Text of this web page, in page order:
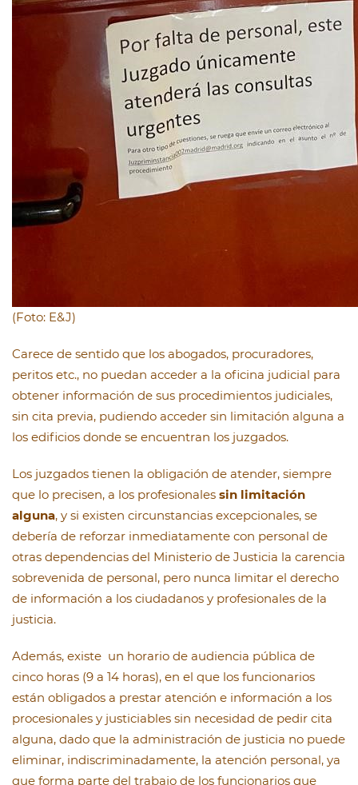
(Foto: E&J)
Carece de sentido que los abogados, procuradores,
peritos etc., no puedan acceder a la oficina judicial para
obtener información de sus procedimientos judiciales,
sin cita previa, pudiendo acceder sin limitación alguna a
los edificios donde se encuentran los juzgados.
Los juzgados tienen la obligación de atender, siempre
que lo precisen, a los profesionales sin limitación
alguna, y si existen circunstancias excepcionales, se
debería de reforzar inmediatamente con personal de
otras dependencias del Ministerio de Justicia la carencia
sobrevenida de personal, pero nunca limitar el derecho
de información a los ciudadanos y profesionales de la
justicia.
Además, existe un horario de audiencia pública de
cinco horas (9 a 14 horas), en el que los funcionarios
están obligados a prestar atención e información a los
procesionales y justiciables sin necesidad de pedir cita
alguna, dado que la administración de justicia no puede
eliminar, indiscriminadamente, la atención personal, ya
que forma parte del trabajo de los funcionarios que